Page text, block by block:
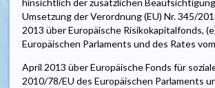
hinsichtlich der zusätzlichen
Umsetzung der Verordnung (EU) Nr. 345/
2013 über Europäische Risikokapitalfonds,
Europäischen Parlaments und des Rates
April 2013 über Europäische Fonds für
2010/78/EU des Europäischen Parlaments